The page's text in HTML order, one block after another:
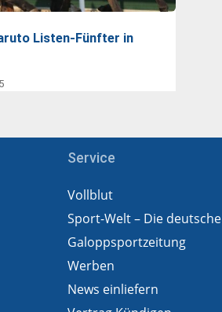
Listen-Fünfter in
Service
Vollblut
Sport-Welt – Die deutsche
Galoppsportzeitung
Werben
News einliefern